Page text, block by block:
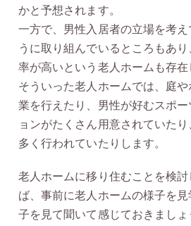
かと予想されます。
一方で、男性入居者の立場を考
うに取り組んでいるところもあ
率が高いという老人ホームも存在
そういった老人ホームでは、庭
業を行えたり、男性が好むスポ
ョンがたくさん用意されていた
多く行われていたりします。
老人ホームに移り住むことを検
ば、事前に老人ホームの様子を
子を見て聞いて感じておきましょ